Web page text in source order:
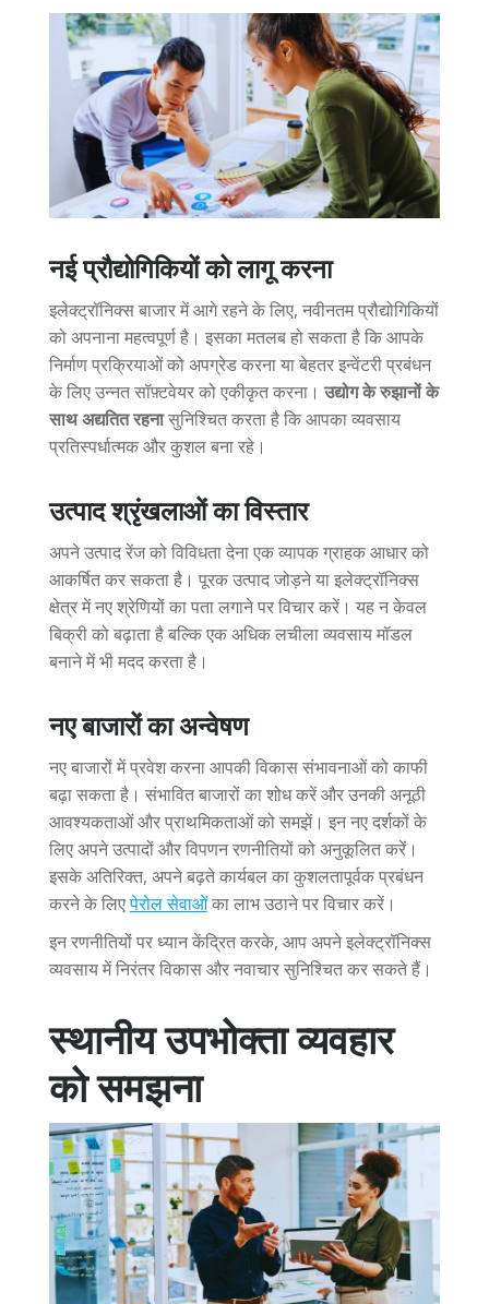
नई प्रौद्योगिकियों को लागू करना
इलेक्ट्रॉनिक्स बाजार में आगे रहने के लिए, नवीनतम प्रौद्योगिकियों
को अपनाना महत्वपूर्ण है। इसका मतलब हो सकता है कि आपके
निर्माण प्रक्रियाओं को अपग्रेड करना या बेहतर इन्वेंटरी प्रबंधन
के लिए उन्नत सॉफ़्टवेयर को एकीकृत करना।उद्योग के रुझानों के
साथ अद्यतित रहनासुनिश्चित करता है कि आपका व्यवसाय
प्रतिस्पर्धात्मक और कुशल बना रहे।
उत्पाद श्रृंखलाओं का विस्तार
अपने उत्पाद रेंज को विविधता देना एक व्यापक ग्राहक आधार को
आकर्षित कर सकता है। पूरक उत्पाद जोड़ने या इलेक्ट्रॉनिक्स
क्षेत्र में नए श्रेणियों का पता लगाने पर विचार करें। यह न केवल
बिक्री को बढ़ाता है बल्कि एक अधिक लचीला व्यवसाय मॉडल
बनाने में भी मदद करता है।
नए बाजारों का अन्वेषण
नए बाजारों में प्रवेश करना आपकी विकास संभावनाओं को काफी
बढ़ा सकता है। संभावित बाजारों का शोध करें और उनकी अनूठी
आवश्यकताओं और प्राथमिकताओं को समझें। इन नए दर्शकों के
लिए अपने उत्पादों और विपणन रणनीतियों को अनुकूलित करें।
इसके अतिरिक्त, अपने बढ़ते कार्यबल का कुशलतापूर्वक प्रबंधन
करने के लिएपेरोल सेवाओंका लाभ उठाने पर विचार करें।
इन रणनीतियों पर ध्यान केंद्रित करके, आप अपने इलेक्ट्रॉनिक्स
व्यवसाय में निरंतर विकास और नवाचार सुनिश्चित कर सकते हैं।
स्थानीय उपभोक्ता व्यवहार
को समझना